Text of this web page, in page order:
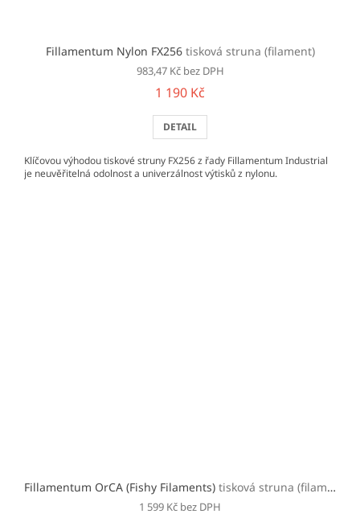
Fillamentum Nylon FX256 tisková struna (filament)
983,47 Kč bez DPH
1 190 Kč
DETAIL
Klíčovou výhodou tiskové struny FX256 z řady Fillamentum Industrial
je neuvěřitelná odolnost a univerzálnost výtisků z nylonu.
Fillamentum OrCA (Fishy Filaments) tisková struna (filament)
1 599 Kč bez DPH